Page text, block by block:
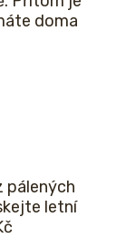
doma
pálených
letní